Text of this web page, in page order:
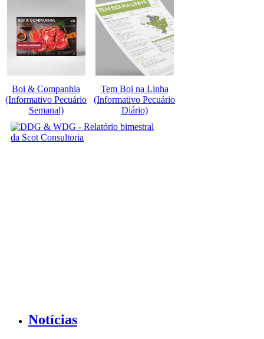
Boi & Companhia
(Informativo Pecuário
Semanal)
Tem Boi na Linha
(Informativo Pecuário
Diário)
Notícias